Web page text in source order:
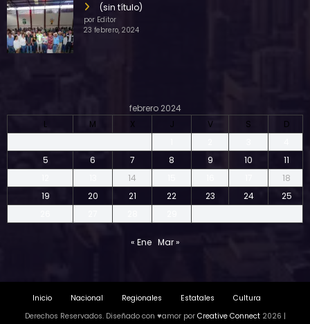
(sin título)
por Editor
23 febrero, 2024
febrero 2024
L
M X J V S
D
5
6 7 8 9 10
11
14
18
19
20 21 22 23 24
25
« Ene Mar »
Inicio Nacional Regionales Estatales
Cultura
Derechos Reservados. Diseñado con ♥amor por Creative Connect2026 |